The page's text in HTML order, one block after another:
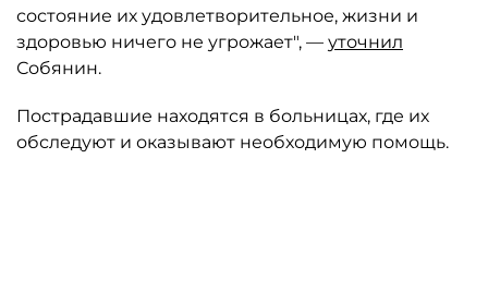
состояние их удовлетворительное, жизни и
здоровью ничего не угрожает", — уточнил
Собянин.
Пострадавшие находятся в больницах, где их
обследуют и оказывают необходимую помощь.